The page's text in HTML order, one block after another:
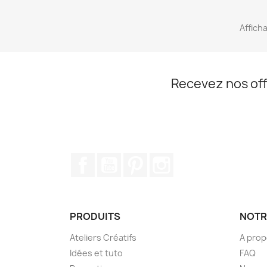
Recevez nos
PRODUITS
Ateliers Créatifs
Idées et tuto
A
FAQ